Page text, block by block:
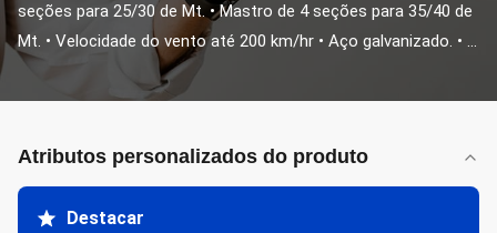
seções para 25/30 de Mt. • Mastro de 4 seções para 35/40 de
Mt. • Velocidade do vento até 200 km/hr • Aço galvanizado. • ...
Atributos personalizados do produto
Destacar